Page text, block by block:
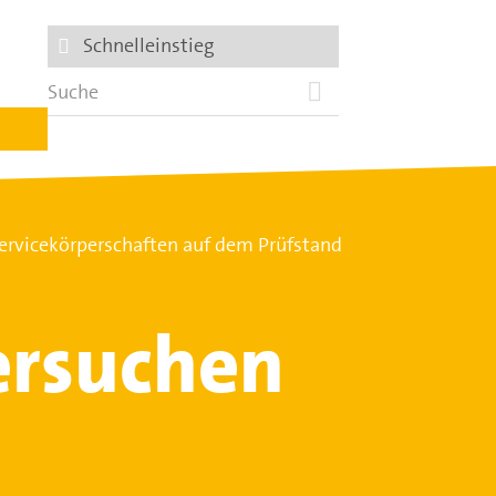
Schnelleinstieg
auf dem Prüfstand